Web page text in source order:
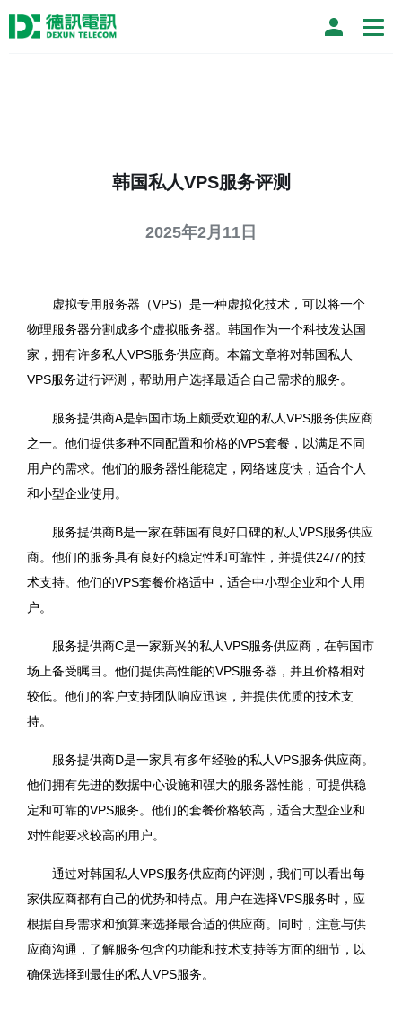
韩国私人VPS服务评测
2025年2月11日
虚拟专用服务器（VPS）是一种虚拟化技术，可以将一个
物理服务器分割成多个虚拟服务器。韩国作为一个科技发达国
家，拥有许多私人VPS服务供应商。本篇文章将对韩国私人
VPS服务进行评测，帮助用户选择最适合自己需求的服务。
服务提供商A是韩国市场上颇受欢迎的私人VPS服务供应商
之一。他们提供多种不同配置和价格的VPS套餐，以满足不同
用户的需求。他们的服务器性能稳定，网络速度快，适合个人
和小型企业使用。
服务提供商B是一家在韩国有良好口碑的私人VPS服务供应
商。他们的服务具有良好的稳定性和可靠性，并提供24/7的技
术支持。他们的VPS套餐价格适中，适合中小型企业和个人用
户。
服务提供商C是一家新兴的私人VPS服务供应商，在韩国市
场上备受瞩目。他们提供高性能的VPS服务器，并且价格相对
较低。他们的客户支持团队响应迅速，并提供优质的技术支
持。
服务提供商D是一家具有多年经验的私人VPS服务供应商。
他们拥有先进的数据中心设施和强大的服务器性能，可提供稳
定和可靠的VPS服务。他们的套餐价格较高，适合大型企业和
对性能要求较高的用户。
通过对韩国私人VPS服务供应商的评测，我们可以看出每
家供应商都有自己的优势和特点。用户在选择VPS服务时，应
根据自身需求和预算来选择最合适的供应商。同时，注意与供
应商沟通，了解服务包含的功能和技术支持等方面的细节，以
确保选择到最佳的私人VPS服务。